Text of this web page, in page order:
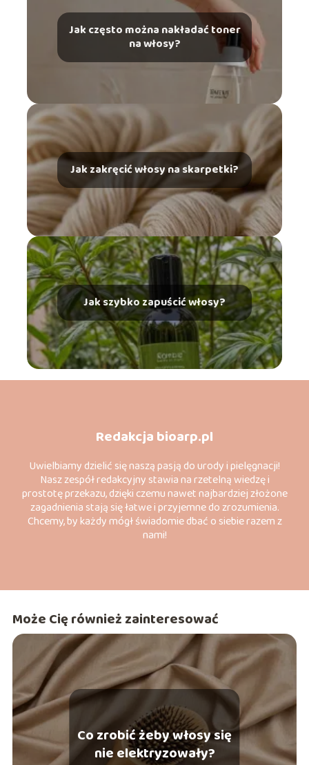
Jak często można nakładać toner
na włosy?
Jak zakręcić włosy na skarpetki?
Jak szybko zapuścić włosy?
Redakcja bioarp.pl
Uwielbiamy dzielić się naszą pasją do urody i pielęgnacji!
Nasz zespół redakcyjny stawia na rzetelną wiedzę i
prostotę przekazu, dzięki czemu nawet najbardziej złożone
zagadnienia stają się łatwe i przyjemne do zrozumienia.
Chcemy, by każdy mógł świadomie dbać o siebie razem z
nami!
Może Cię również zainteresować
Co zrobić żeby włosy się
nie elektryzowały?